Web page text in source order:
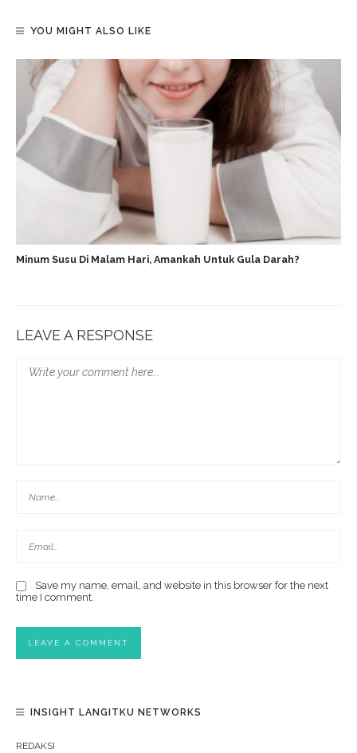
YOU MIGHT ALSO LIKE
Minum Susu Di Malam Hari, Amankah Untuk Gula Darah?
LEAVE A RESPONSE
Save my name, email, and website in this browser for the next
time I comment.
INSIGHT LANGITKU NETWORKS
REDAKSI